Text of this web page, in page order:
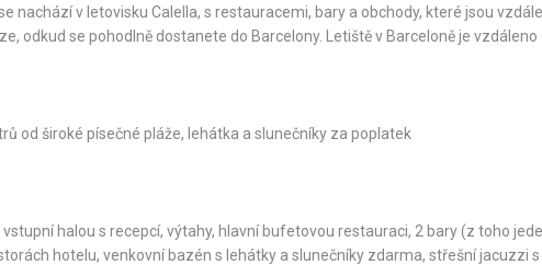
nachází v letovisku Calella, s restauracemi, bary a obchody, které jsou
odkud se pohodlně dostanete do Barcelony. Letiště v Barceloně je vzdáleno
od široké písečné pláže, lehátka a slunečníky za poplatek
halou s recepcí, výtahy, hlavní bufetovou restauraci, 2 bary (z toho
hotelu, venkovní bazén s lehátky a slunečníky zdarma, střešní jacuzzi